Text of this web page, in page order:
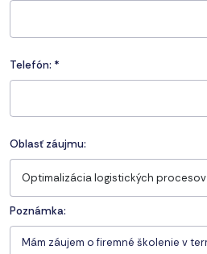
Telefón: *
Oblasť záujmu:
Optimalizácia logistických procesov
Poznámka: